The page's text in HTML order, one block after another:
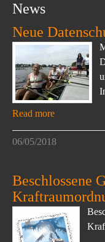
News
Neue
Read more
06/05/2018
Beschlossene